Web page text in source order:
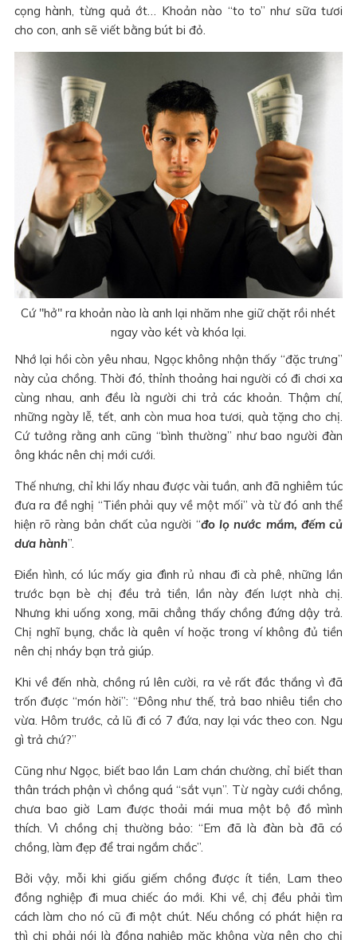
cọng hành, từng quả ớt… Khoản nào “to to” như sữa tươi
cho con, anh sẽ viết bằng bút bi đỏ.
Cứ "hở" ra khoản nào là anh lại nhăm nhe giữ chặt rồi nhét
ngay vào két và khóa lại.
Nhớ lại hồi còn yêu nhau, Ngọc không nhận thấy “đặc trưng”
này của chồng. Thời đó, thỉnh thoảng hai người có đi chơi xa
cùng nhau, anh đều là người chi trả các khoản. Thậm chí,
những ngày lễ, tết, anh còn mua hoa tươi, quà tặng cho chị.
Cứ tưởng rằng anh cũng “bình thường” như bao người đàn
ông khác nên chị mới cưới.
Thế nhưng, chỉ khi lấy nhau được vài tuần, anh đã nghiêm túc
đưa ra đề nghị “Tiền phải quy về một mối” và từ đó anh thể
hiện rõ ràng bản chất của người “đo lọ nước mắm, đếm củ
dưa hành”.
Điển hình, có lúc mấy gia đình rủ nhau đi cà phê, những lần
trước bạn bè chị đều trả tiền, lần này đến lượt nhà chị.
Nhưng khi uống xong, mãi chẳng thấy chồng đứng dậy trả.
Chị nghĩ bụng, chắc là quên ví hoặc trong ví không đủ tiền
nên chị nháy bạn trả giúp.
Khi về đến nhà, chồng rú lên cười, ra vẻ rất đắc thắng vì đã
trốn được “món hời”: “Đông như thế, trả bao nhiêu tiền cho
vừa. Hôm trước, cả lũ đi có 7 đứa, nay lại vác theo con. Ngu
gì trả chứ?”
Cũng như Ngọc, biết bao lần Lam chán chường, chỉ biết than
thân trách phận vì chồng quá “sắt vụn”. Từ ngày cưới chồng,
chưa bao giờ Lam được thoải mái mua một bộ đồ mình
thích. Vì chồng chị thường bảo: “Em đã là đàn bà đã có
chồng, làm đẹp để trai ngắm chắc”.
Bởi vậy, mỗi khi giấu giếm chồng được ít tiền, Lam theo
đồng nghiệp đi mua chiếc áo mới. Khi về, chị đều phải tìm
cách làm cho nó cũ đi một chút. Nếu chồng có phát hiện ra
thì chị phải nói là đồng nghiệp mặc không vừa nên cho chị